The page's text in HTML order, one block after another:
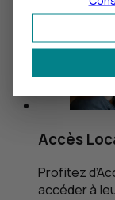
Accès
Profitez
accéder à